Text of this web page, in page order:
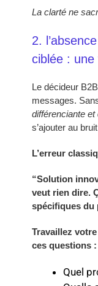
La clarté ne
2.
ciblée :
Le décideur
messages.
différenciante
s’ajouter au
L’erreur
“Solution
veut rien dire.
spécifiques du
Travaillez
ces questions :
Quel